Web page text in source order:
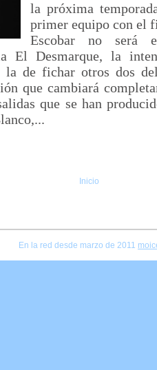
la próxima
primer equipo con el
Escobar no
El Desmarque, la
de fichar otros dos
que cambiará
que se han
Inicio
En la red desde marzo de 2011